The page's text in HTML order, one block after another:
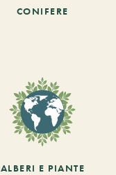
CONIFERE
ALBERI E PIANTE